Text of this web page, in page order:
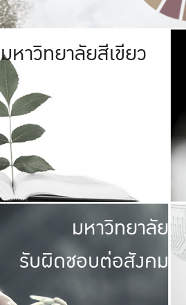
มหาวิทยาลัยสีเขียว
มหาวิทยาลัย
รับผิดชอบต่อสังคม